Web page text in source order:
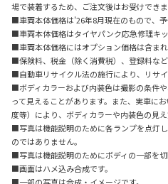
場で装着するため、ご注文後はお受けでき
■車両本体価格は'26年8月現在のもので、予
■車両本体価格はタイヤパンク応急修理キ
■車両本体価格にはオプション価格は含まれ
■保険料、税金（除く消費税）、登録料など
■自動車リサイクル法の施行により、リサ
■ボディカラーおよび内装色は撮影の条件
って見えることがあります。また、実車に
度等）により、ボディカラーや内装色の見え
■写真は機能説明のために各ランプを点灯
のではありません。
■写真は機能説明のためにボディの一部を切
■画面はハメ込み合成です。